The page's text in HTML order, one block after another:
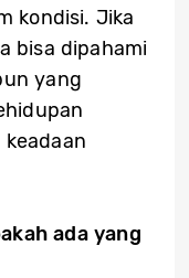
kondisi. Jika
bisa dipahami
yang
ada yang